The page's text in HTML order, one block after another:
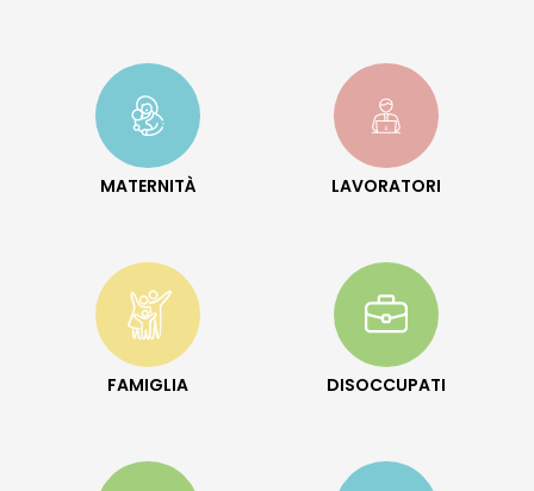
MATERNITÀ LAVORATORI
FAMIGLIA DISOCCUPATI